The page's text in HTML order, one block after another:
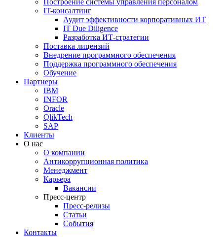
Построение системы управления персоналом
IT-консалтинг
Аудит эффективности корпоративных ИТ
IT Due Diligence
Разработка ИТ-стратегии
Поставка лицензий
Внедрение программного обеспечения
Поддержка программного обеспечения
Обучение
Партнеры
IBM
INFOR
Oracle
QlikTech
SAP
Клиенты
О нас
О компании
Антикоррупционная политика
Менеджмент
Карьера
Вакансии
Пресс-центр
Пресс-релизы
Статьи
События
Контакты